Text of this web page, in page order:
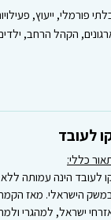
פורמלי, ייעוץ,
הקהל הרחב,
לעובד
כללי:
לעובד הינה עמותה ללא
ישראל, למהגרי